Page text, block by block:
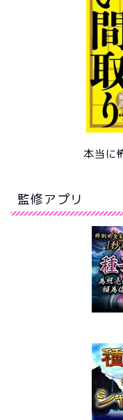
本当に
監修アプリ